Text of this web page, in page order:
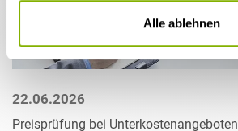
Alle ablehnen
22.06.2026
Preisprüfung bei Unterkostenangeboten